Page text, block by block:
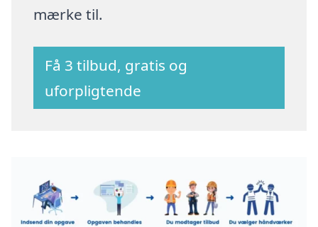
mærke til.
Få 3 tilbud, gratis og
uforpligtende